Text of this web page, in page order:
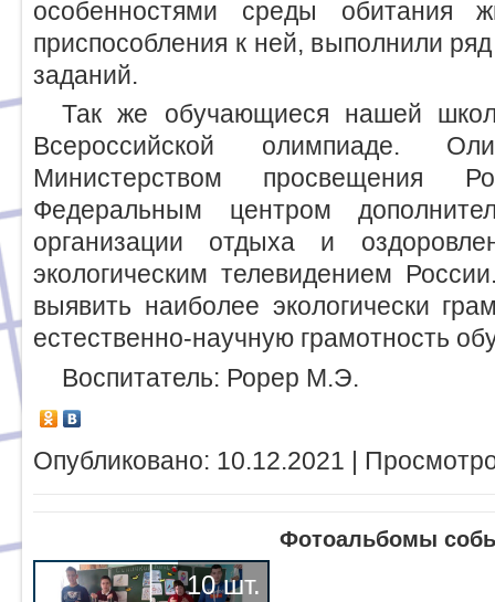
особенностями среды обитания
приспособления к ней, выполнили
заданий.
Так же обучающиеся нашей
Всероссийской олимпиаде.
Министерством просвещения
Федеральным центром
организации отдыха и
экологическим телевидением
выявить наиболее экологически
естественно-научную грамотность
Воспитатель: Рорер М.Э.
Опубликовано: 10.12.2021 |
Фотоальбомы
10 шт.